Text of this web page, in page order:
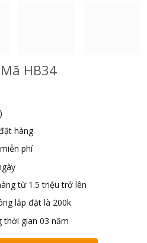
HB34
hàng
phí
từ 1.5 triệu trở lên
lắp đặt là 200k
thời gian 03 năm